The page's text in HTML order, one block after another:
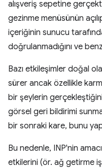
alışveriş sepetine
gezinme menüsünün
içeriğinin sunucu
doğrulanmadığını ve
Bazı etkileşimler doğal
sürer ancak özellikle
bir şeylerin
görsel geri bildirimi
bir sonraki kare, bunu
Bu nedenle, INP'nin
etkilerini (ör. ağ getirme